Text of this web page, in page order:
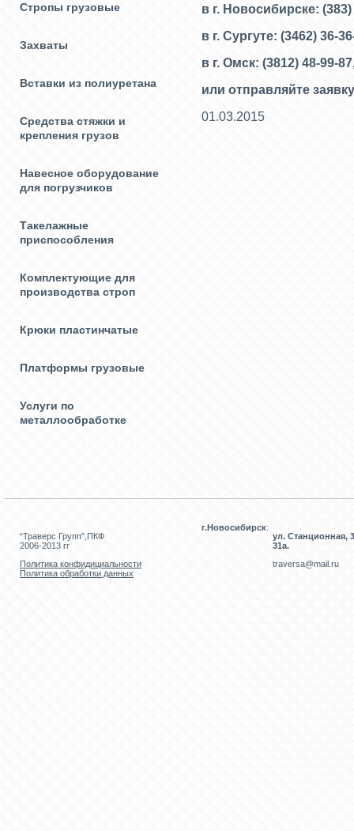
Стропы грузовые
Захваты
Вставки из полиуретана
Средства стяжки и
крепления грузов
Навесное оборудование
для погрузчиков
Такелажные
приспособления
Комплектующие для
производства строп
Крюки пластинчатые
Платформы грузовые
Услуги по
металлообработке
в г. Новосибирске:
в г. Сургуте: (3462) 36-
в г. Омск: (3812) 48-99-
или отправляйте
01.03.2015
“Траверс Групп”,ПКФ
2006-2013 гг
Политика конфидициальности
Политика обработки данных
г.Новосибирск:
ул. Станционная,
31а.
traversa@mail.ru